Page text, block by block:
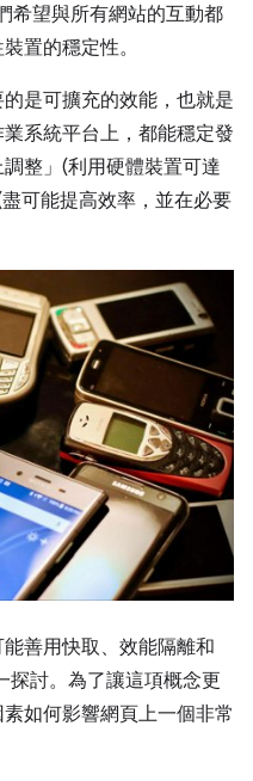
希望與所有網站的互動都
置的穩定性。
是可擴充的效能，也就是
系統平台上，都能穩定發
整」(利用硬體裝置可達
可能提高效率，並在必要
善用快取、效能隔離和
探討。為了讓這項概念更
如何影響網頁上一個非常